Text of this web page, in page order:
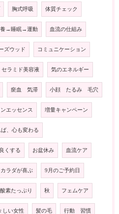
胸式呼吸 体質チェック
→睡眠→運動 血流の仕組み
ズウッド コミュニケーション
セラミド美容液 気のエネルギー
瘀血 気滞 小顔 たるみ 毛穴
エッセンス 増量キャンペーン
、心も変わる
くする お盆休み 血流ケア
カラダが喜ぶ 9月のご予約日
素たっぷり 秋 フェムケア
しい女性 髪の毛 行動 習慣